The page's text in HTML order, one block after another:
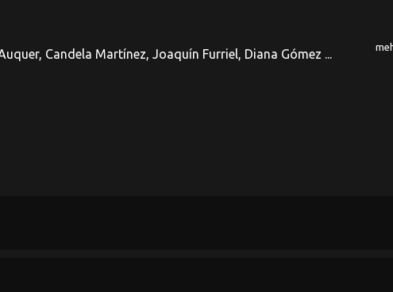
Candela Martínez, Joaquín Furriel, Diana Gómez ...